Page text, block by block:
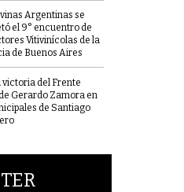
Argentinas se
el 9° encuentro de
Vitivinícolas de la
de Buenos Aires
victoria del Frente
Gerardo Zamora en
de Santiago